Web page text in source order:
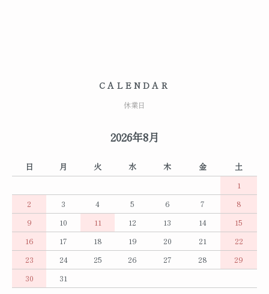
CALENDAR
休業日
2026年8月
日 月 火 水 木 金
土
1
2
3 4 5 6 7
8
9
10 11 12 13 14
15
16
17 18 19 20 21
22
23
24 25 26 27 28
29
30
31